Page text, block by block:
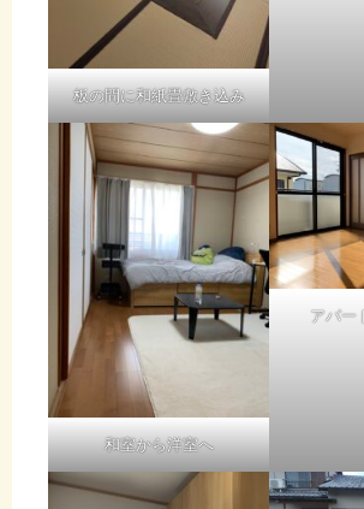
板の間に和紙畳敷き込み
和室から洋室へ
アパー